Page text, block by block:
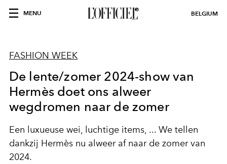
MENU BELGIUM
FASHION WEEK
De lente/zomer 2024-show van
Hermès doet ons alweer
wegdromen naar de zomer
Een luxueuse wei, luchtige items, ... We tellen
dankzij Hermès nu alweer af naar de zomer van
2024.